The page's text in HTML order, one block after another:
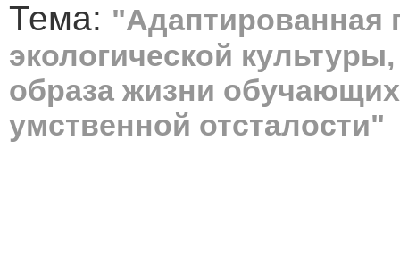
Тема:
экологической
образа жизни
умственной отсталости"